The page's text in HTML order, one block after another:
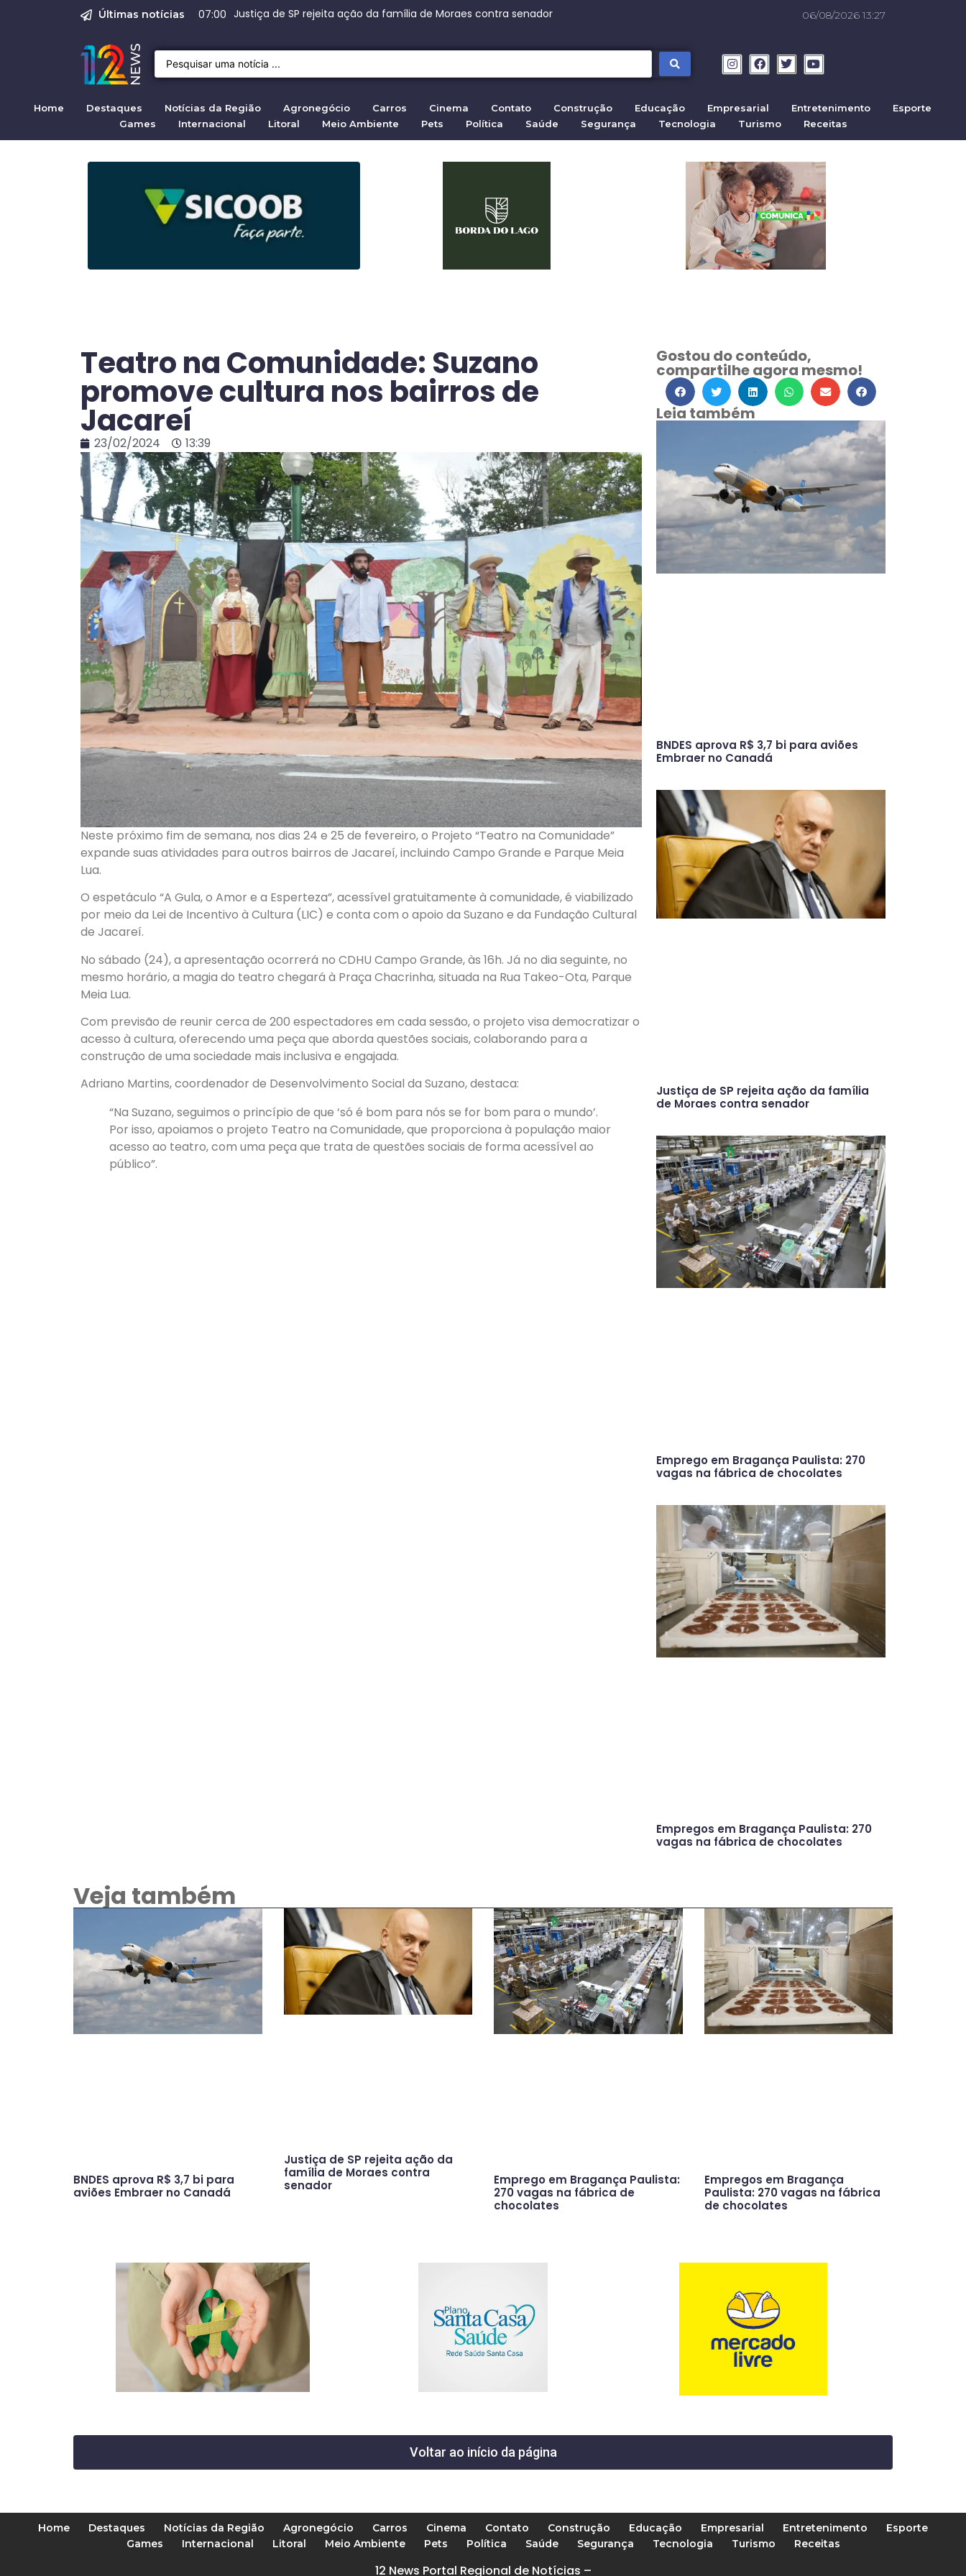
Últimas notícias 07:00 Justiça de SP rejeita ação da família de Moraes contra senador
Emprego em Bragança Paulista: 270 vagas na fábrica de chocolates
Empregos em Bragança Paulista: 270 vagas na fábrica de chocolates
Crise migratória em Ceuta: 72.000 entram da Marrocos em 2026
Projeto de Lei 4780/2026 pode suspender redes sociais por ordem judicial 06/08/2026 13:27
Home Destaques Notícias da Região Agronegócio Carros Cinema Contato Construção Educação Empresarial Entretenimento
Esporte
Games
Internacional Litoral Meio Ambiente Pets Política Saúde Segurança Tecnologia Turismo Receitas
Teatro na Comunidade: Suzano
promove cultura nos bairros de
Jacareí
23/02/2024 13:39
Neste próximo fim de semana, nos dias 24 e 25 de fevereiro, o Projeto “Teatro na Comunidade”
expande suas atividades para outros bairros de Jacareí, incluindo Campo Grande e Parque Meia
Lua.
O espetáculo “A Gula, o Amor e a Esperteza”, acessível gratuitamente à comunidade, é viabilizado
por meio da Lei de Incentivo à Cultura (LIC) e conta com o apoio da Suzano e da Fundação Cultural
de Jacareí.
No sábado (24), a apresentação ocorrerá no CDHU Campo Grande, às 16h. Já no dia seguinte, no
mesmo horário, a magia do teatro chegará à Praça Chacrinha, situada na Rua Takeo-Ota, Parque
Meia Lua.
Com previsão de reunir cerca de 200 espectadores em cada sessão, o projeto visa democratizar o
acesso à cultura, oferecendo uma peça que aborda questões sociais, colaborando para a
construção de uma sociedade mais inclusiva e engajada.
Adriano Martins, coordenador de Desenvolvimento Social da Suzano, destaca:
“Na Suzano, seguimos o princípio de que ‘só é bom para nós se for bom para o mundo’.
Por isso, apoiamos o projeto Teatro na Comunidade, que proporciona à população maior
acesso ao teatro, com uma peça que trata de questões sociais de forma acessível ao
público”.
Gostou do conteúdo,
compartilhe agora mesmo!
Leia também
BNDES aprova R$ 3,7 bi para aviões
Embraer no Canadá
Justiça de SP rejeita ação da família
de Moraes contra senador
Emprego em Bragança Paulista: 270
vagas na fábrica de chocolates
Empregos em Bragança Paulista: 270
vagas na fábrica de chocolates
Veja também
BNDES aprova R$ 3,7 bi para
aviões Embraer no Canadá
Justiça de SP rejeita ação da
família de Moraes contra
senador
Emprego em Bragança Paulista:
270 vagas na fábrica de
chocolates
Empregos em Bragança
Paulista: 270 vagas na fábrica
de chocolates
Voltar ao início da página
Home Destaques Notícias da Região Agronegócio Carros Cinema Contato Construção Educação Empresarial Entretenimento
Esporte
Games
Internacional Litoral Meio Ambiente Pets Política Saúde Segurança Tecnologia Turismo Receitas
12 News Portal Regional de Notícias –